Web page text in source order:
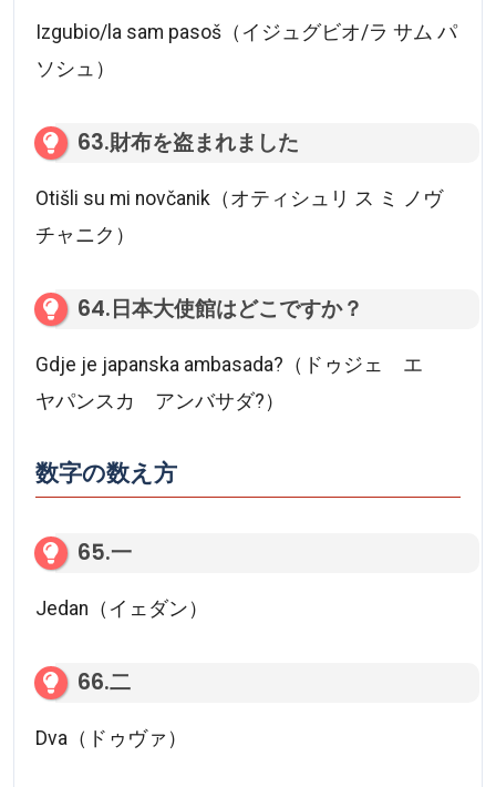
Izgubio/la sam pasoš（イジュグビオ/ラ サム パ
ソシュ）
63.財布を盗まれました
Otišli su mi novčanik（オティシュリ ス ミ ノヴ
チャニク）
64.日本大使館はどこですか？
Gdje je japanska ambasada?（ドゥジェ エ
ヤパンスカ アンバサダ?）
数字の数え方
65.一
Jedan（イェダン）
66.二
Dva（ドゥヴァ）